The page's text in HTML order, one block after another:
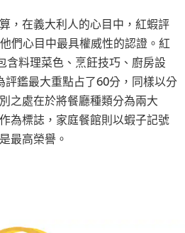
，在義大利人的心目中，紅蝦評
們心目中最具權威性的認證。紅
含料理菜色、烹飪技巧、廚房設
評鑑最大重點占了60分，同樣以分
之處在於將餐廳種類分為兩大
為標誌，家庭餐館則以蝦子記號
最高榮譽。